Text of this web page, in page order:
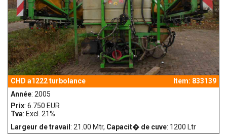
CHD a1222 turbolance
Item: 833139
Année: 2005
Prix: 6.750 EUR
Tva: Excl. 21%
Largeur de travail : 21.00 Mtr, Capacit� de cuve: 1200 Ltr